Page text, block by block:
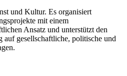
und Kultur. Es organisiert
mit einem
Ansatz und unterstützt den
auf gesellschaftliche, politische und